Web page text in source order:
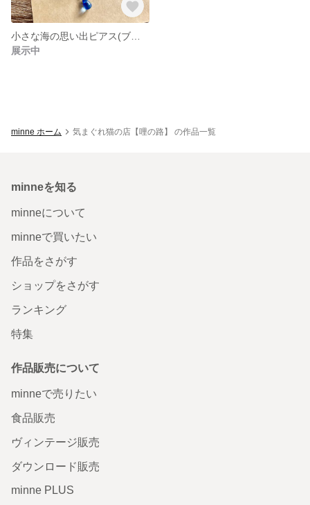
展示中
minne ホーム 気まぐれ猫の店【哩の路】 の作品一覧
minneを知る
minneについて
minneで買いたい
作品をさがす
ショップをさがす
ランキング
特集
作品販売について
minneで売りたい
食品販売
ヴィンテージ販売
ダウンロード販売
minne PLUS